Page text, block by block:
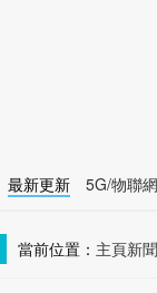
最新更新 5G/物聯網
當前位置： 主頁新聞